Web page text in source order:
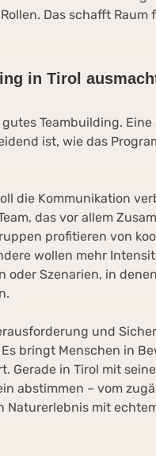
Das schafft Raum
in Tirol
Teambuilding. Eine
ist, wie das
die Kommunikation
das vor allem
profitieren von
wollen mehr
Szenarien, in
und
bringt Menschen in
Gerade in Tirol mit
abstimmen – vom
Naturerlebnis mit